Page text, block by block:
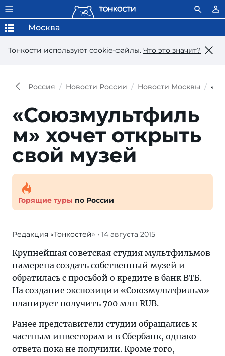
Тонкости используют сookie-файлы. Что это значит?
Москва
Россия Новости России Новости Москвы
«Союзмультфиль
м» хочет открыть
свой музей
Горящие туры по России
Редакция «Тонкостей» • 14 августа 2015
Крупнейшая советская студия мультфильмов
намерена создать собственный музей и
обратилась с просьбой о кредите в банк ВТБ.
На создание экспозиции «Союзмультфильм»
планирует получить 700 млн RUB.
Ранее представители студии обращались к
частным инвесторам и в Сбербанк, однако
ответа пока не получили. Кроме того,